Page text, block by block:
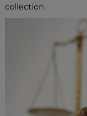
collection.